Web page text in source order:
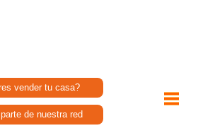
vender tu casa?
de nuestra red